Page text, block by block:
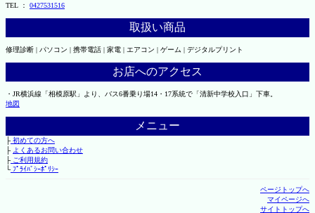
TEL ： 0427531516
取扱い商品
修理診断 | パソコン | 携帯電話 | 家電 | エアコン | ゲーム | デジタルプリント
お店へのアクセス
・JR横浜線「相模原駅」より、バス6番乗り場14・17系統で「清新中学校入口」下車。
地図
メニュー
├初めての方へ
├ よくあるお問い合わせ
├ご利用規約
└ﾌﾟﾗｲﾊﾞｼｰﾎﾟﾘｼｰ
ページトップへ
マイページへ
サイトトップへ